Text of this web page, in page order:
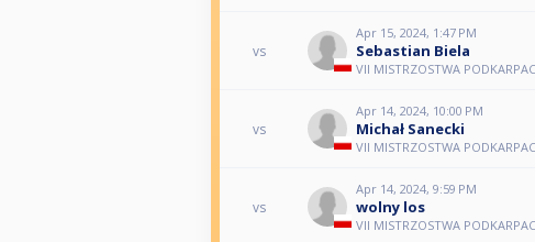
vs
Apr 15, 2024, 1:47 PM
Sebastian Biela
VII MISTRZOSTWA
vs
Apr 14, 2024, 10:00 PM
Michał Sanecki
VII MISTRZOSTWA
vs
Apr 14, 2024, 9:59 PM
wolny los
VII MISTRZOSTWA